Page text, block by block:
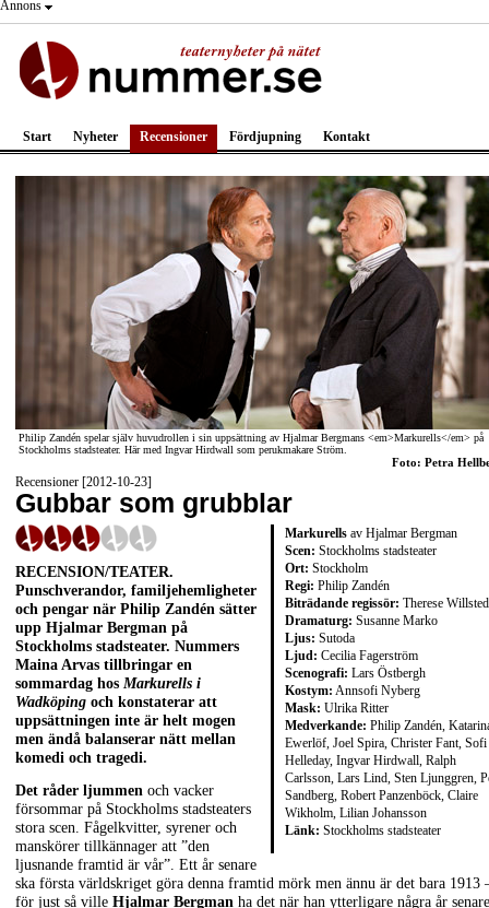
Annons
Start Nyheter Recensioner Fördjupning Kontakt
Philip Zandén spelar själv huvudrollen i sin uppsättning av Hjalmar Bergmans <em>Markurells</em> på
Stockholms stadsteater. Här med Ingvar Hirdwall som perukmakare Ström.
Foto: Petra
Recensioner [2012-10-23]
Gubbar som grubblar
Markurells av Hjalmar Bergman
Scen: Stockholms stadsteater
Ort: Stockholm
Regi: Philip Zandén
Biträdande regissör: Therese
Dramaturg: Susanne Marko
Ljus: Sutoda
Ljud: Cecilia Fagerström
Scenografi: Lars Östbergh
Kostym: Annsofi Nyberg
Mask: Ulrika Ritter
Medverkande: Philip Zandén,
Ewerlöf, Joel Spira, Christer Fant, Sofi
Helleday, Ingvar Hirdwall, Ralph
Carlsson, Lars Lind, Sten Ljunggren,
Sandberg, Robert Panzenböck, Claire
Wikholm, Lilian Johansson
Länk: Stockholms stadsteater
RECENSION/TEATER.
Punschverandor, familjehemligheter
och pengar när Philip Zandén sätter
upp Hjalmar Bergman på
Stockholms stadsteater. Nummers
Maina Arvas tillbringar en
sommardag hos Markurells i
Wadköping och konstaterar att
uppsättningen inte är helt mogen
men ändå balanserar nätt mellan
komedi och tragedi.
Det råder ljummen och vacker
försommar på Stockholms stadsteaters
stora scen. Fågelkvitter, syrener och
manskörer tillkännager att ”den
ljusnande framtid är vår”. Ett år senare
ska första världskriget göra denna framtid mörk men ännu är det bara 1913
för just så ville Hjalmar Bergman ha det när han ytterligare några år senare